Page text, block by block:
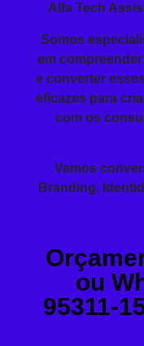
Alfa Tech
Somos
em
e converter
eficazes para
com os
Vamos
Branding,
ou
95311-